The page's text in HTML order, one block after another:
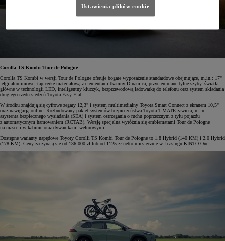
Corolla TS Kombi Tour de Pologne
Corolla TS Kombi w wersji Tour de Pologne oferuje bogate wyposażenie standardowe obejmujące, m.in.: 17"
felgi aluminiowe, tapicerkę materiałową z elementami tkaniny Dinamica, przyciemniane tylne szyby, światła
główne w technologii LED, inteligentny kluczyk, bezprzewodową ładowarkę do telefonu oraz system składania
drugiego rzędu siedzeń Toyota Easy Flat.
W środku znajdują się cyfrowe zegary 12,3" i system multimedialny Toyota Smart Connect z ekranem 10,5"
oraz nawigacją online. Rozbudowany pakiet systemów bezpieczeństwa Toyota T-MATE zawiera, m.in.:
asystenta bezpiecznego wysiadania (SEA) i system ostrzegania o ruchu poprzecznym z tyłu pojazdu
z automatycznym hamowaniem (RCTAB). Wersję specjalna wyróżnia się emblematami Tour de Pologne
na masce i w kabinie oraz dywanikami welurowymi.
Dostępne warianty napędowe Toyoty Corolli TS Kombi Tour de Pologne to 1.8 Hybrid (140 KM) i 2.0 Hybrid
(178 KM). Ceny zaczynają się od 136 000 zł lub od 1125 zł netto miesięcznie w Leasingu KINTO One.
Ustawienia plików cookie